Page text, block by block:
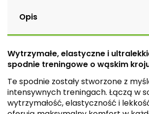
Opis
Wytrzymałe, elastyczne i
spodnie treningowe o wąskim
Te spodnie zostały stworzone z
intensywnych treningach. Łączą w
wytrzymałość, elastyczność i